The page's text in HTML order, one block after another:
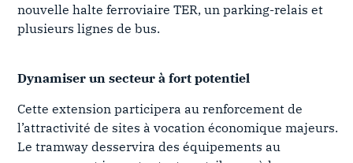
nouvelle halte ferroviaire TER, un parking-relais et
plusieurs lignes de bus.
Dynamiser un secteur à fort potentiel
Cette extension participera au renforcement de
l’attractivité de sites à vocation économique majeurs.
Le tramway desservira des équipements au